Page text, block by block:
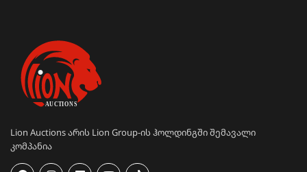
Lion Auctions არის Lion Group-ის ჰოლდინგში შემავალი
კომპანია